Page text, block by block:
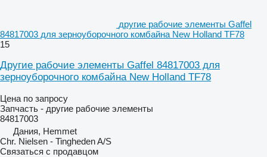
другие рабочие элементы Gaffel
84817003 для зерноуборочного комбайна New Holland TF78
15
Другие рабочие элементы Gaffel 84817003 для
зерноуборочного комбайна New Holland TF78
Цена по запросу
Запчасть - другие рабочие элементы
84817003
Дания, Hemmet
Chr. Nielsen - Tingheden A/S
Связаться с продавцом